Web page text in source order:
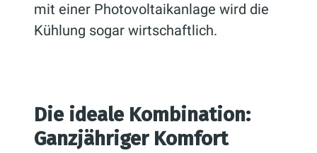
mit einer Photovoltaikanlage wird die
Kühlung sogar wirtschaftlich.
Die ideale Kombination:
Ganzjähriger Komfort